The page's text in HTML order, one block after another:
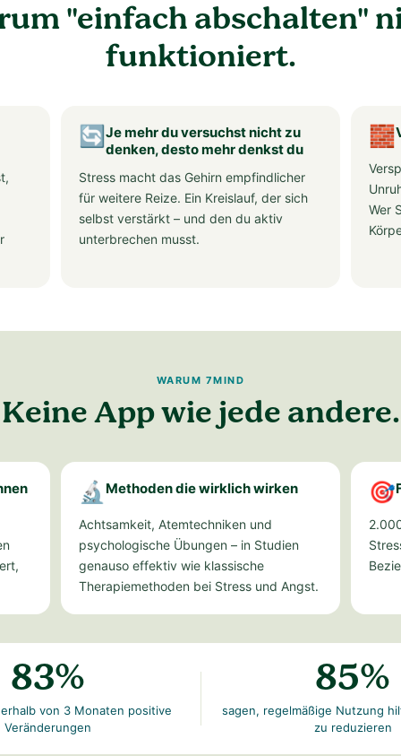
"einfach abschalten"
funktioniert.
🔄 Je mehr du versuchst nicht zu
denken, desto mehr denkst du
Stress macht das Gehirn empfindlicher
für weitere Reize. Ein Kreislauf, der sich
selbst verstärkt – und den du aktiv
unterbrechen musst.
🧱
Wer
WARUM 7MIND
Keine App wie jede andere.
🔬 Methoden die wirklich wirken
Achtsamkeit, Atemtechniken und
psychologische Übungen – in Studien
genauso effektiv wie klassische
Therapiemethoden bei Stress und Angst.
🎯
83%
von 3 Monaten positive
Veränderungen
85%
sagen, regelmäßige Nutzung
zu reduzieren